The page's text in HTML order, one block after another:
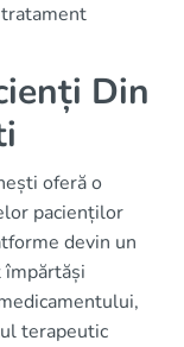
Din
oferă o
pacienților
devin un
terapeutic